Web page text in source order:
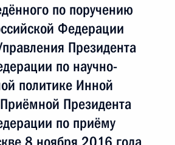
по поручению
Федерации
Президента
по научно-
политике Инной
Президента
по приёму